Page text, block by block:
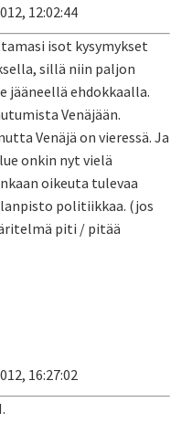
12:02:44
isot kysymykset
sillä niin paljon
jääneellä ehdokkaalla.
Venäjään.
Venäjä on vieressä. Ja
onkin nyt vielä
oikeuta tulevaa
politiikkaa. (jos
piti / pitää
16:27:02